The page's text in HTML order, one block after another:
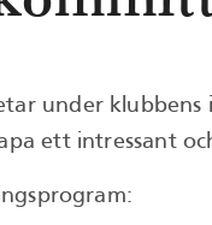
under
ett intressant